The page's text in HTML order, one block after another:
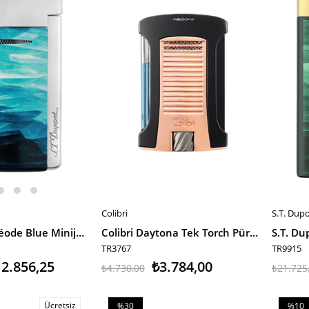
S.T. Dupont Géode Blue Minijet Puro Çakmağı 10835 TR9911
SEPETE EKLE
%20İndirim
Colibri
Colibri Daytona Tek Torch Pürmüz Rose-Siyah Puro Çakmağı
TR3767
₺3.784,00
₺4.730,00
S.T.
TR9915
Ücretsiz
%30
%10